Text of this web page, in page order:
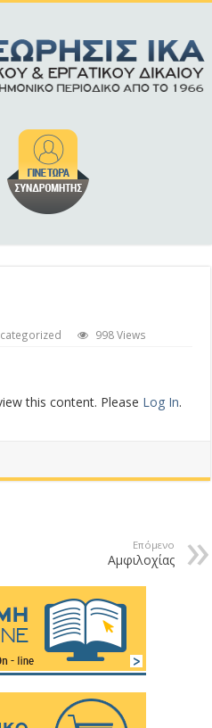
998 Views
this content. Please Log In.
Επόμενο
Αμφιλοχίας